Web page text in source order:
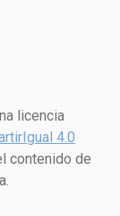
licencia
4.0
contenido de